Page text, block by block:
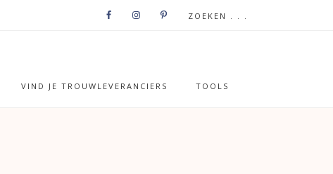
VIND JE TROUWLEVERANCIERS TOOLS